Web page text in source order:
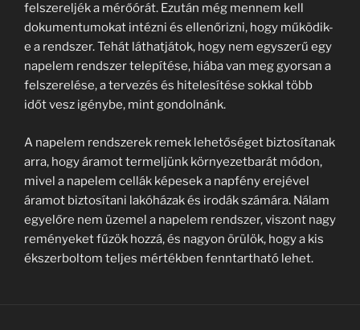
felszereljék a mérőórát. Ezután még mennem kell
dokumentumokat intézni és ellenőrizni, hogy működik-
e a rendszer. Tehát láthatjátok, hogy nem egyszerű egy
napelem rendszer telepítése, hiába van meg gyorsan a
felszerelése, a tervezés és hitelesítése sokkal több
időt vesz igénybe, mint gondolnánk.
A napelem rendszerek remek lehetőséget biztosítanak
arra, hogy áramot termeljünk környezetbarát módon,
mivel a napelem cellák képesek a napfény erejével
áramot biztosítani lakóházak és irodák számára. Nálam
egyelőre nem üzemel a napelem rendszer, viszont nagy
reményeket fűzök hozzá, és nagyon örülök, hogy a kis
ékszerboltom teljes mértékben fenntartható lehet.